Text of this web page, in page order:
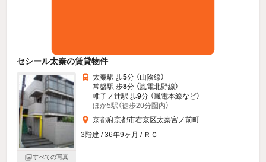
セシール太秦の賃貸物件
すべての写真
太秦駅 歩5分 （山陰線）
常盤駅 歩8分 （嵐電北野線）
帷子ノ辻駅 歩9分 （嵐電本線など）
ほか5駅（徒歩20分圏内）
京都府京都市右京区太秦宮ノ前町
3階建 / 36年9ヶ月 / ＲＣ